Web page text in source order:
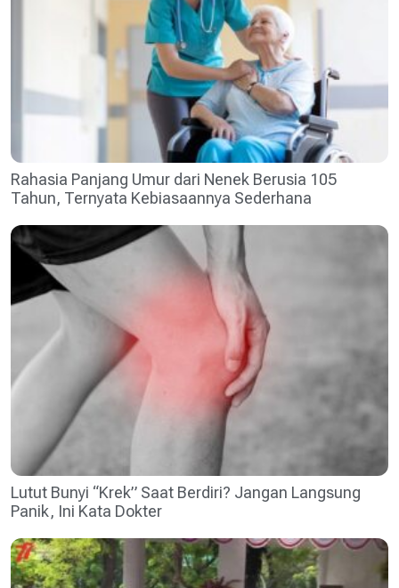
Rahasia Panjang Umur dari Nenek Berusia 105
Tahun, Ternyata Kebiasaannya Sederhana
Lutut Bunyi “Krek” Saat Berdiri? Jangan Langsung
Panik, Ini Kata Dokter